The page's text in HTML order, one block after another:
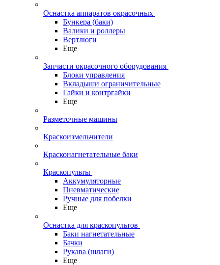
Оснастка аппаратов окрасочных
Бункера (баки)
Валики и роллеры
Вертлюги
Еще
Запчасти окрасочного оборудования
Блоки управления
Вкладыши ограничительные
Гайки и контргайки
Еще
Разметочные машины
Краскоизмельчители
Красконагнетательные баки
Краскопульты
Аккумуляторные
Пневматические
Ручные для побелки
Еще
Оснастка для краскопультов
Баки нагнетательные
Бачки
Рукава (шлаги)
Еще